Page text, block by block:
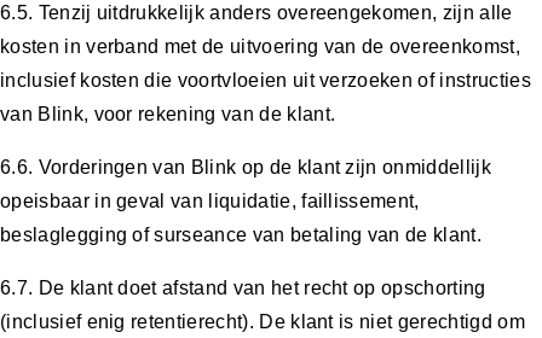
6.5. Tenzij uitdrukkelijk anders overeengekomen, zijn alle
kosten in verband met de uitvoering van de overeenkomst,
inclusief kosten die voortvloeien uit verzoeken of instructies
van Blink, voor rekening van de klant.
6.6. Vorderingen van Blink op de klant zijn onmiddellijk
opeisbaar in geval van liquidatie, faillissement,
beslaglegging of surseance van betaling van de klant.
6.7. De klant doet afstand van het recht op opschorting
(inclusief enig retentierecht). De klant is niet gerechtigd om